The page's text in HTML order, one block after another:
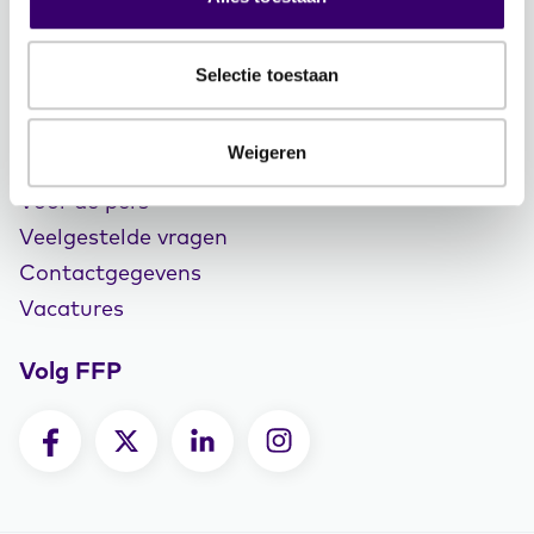
Selectie toestaan
Weigeren
Inloggen
Over Ons
Over de stichting FFP
Voor de pers
Veelgestelde vragen
Contactgegevens
Vacatures
Volg FFP